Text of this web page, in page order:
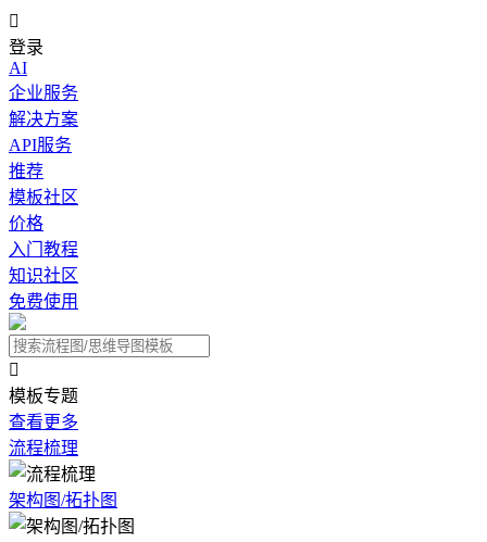

登录
AI
企业服务
解决方案
API服务
推荐
模板社区
价格
入门教程
知识社区
免费使用

模板专题
查看更多
流程梳理
架构图/拓扑图